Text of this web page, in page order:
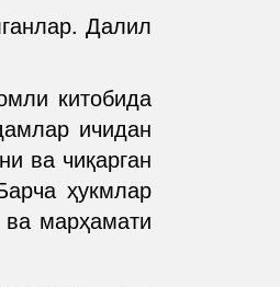
Далил
китобида
ичидан
ва чиқарган
ҳукмлар
марҳамати